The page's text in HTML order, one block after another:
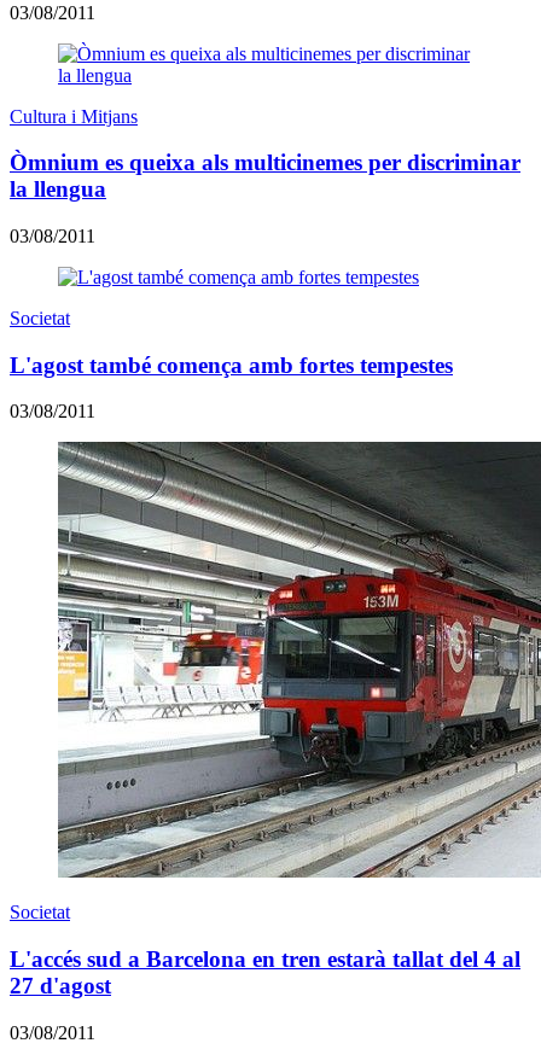
03/08/2011
Cultura i Mitjans
Òmnium es queixa als multicinemes per discriminar
la llengua
03/08/2011
Societat
L'agost també comença amb fortes tempestes
03/08/2011
Societat
L'accés sud a Barcelona en tren estarà tallat del 4 al
27 d'agost
03/08/2011